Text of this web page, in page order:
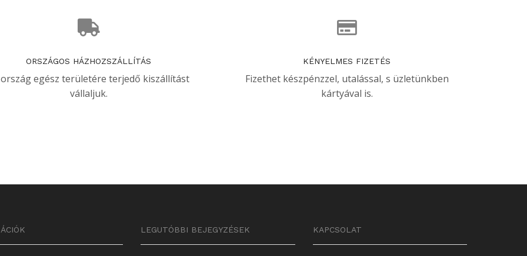
ORSZÁGOS HÁZHOZSZÁLLÍTÁS
ország egész területére terjedő kiszállítást
vállaljuk.
KÉNYELMES FIZETÉS
Fizethet készpénzzel, utalással, s üzletünkben
kártyával is.
LEGUTÓBBI BEJEGYZÉSEK KAPCSOLAT